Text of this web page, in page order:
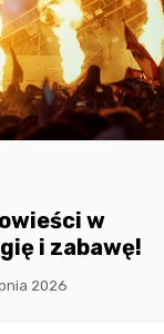
w
i zabawę!
2026